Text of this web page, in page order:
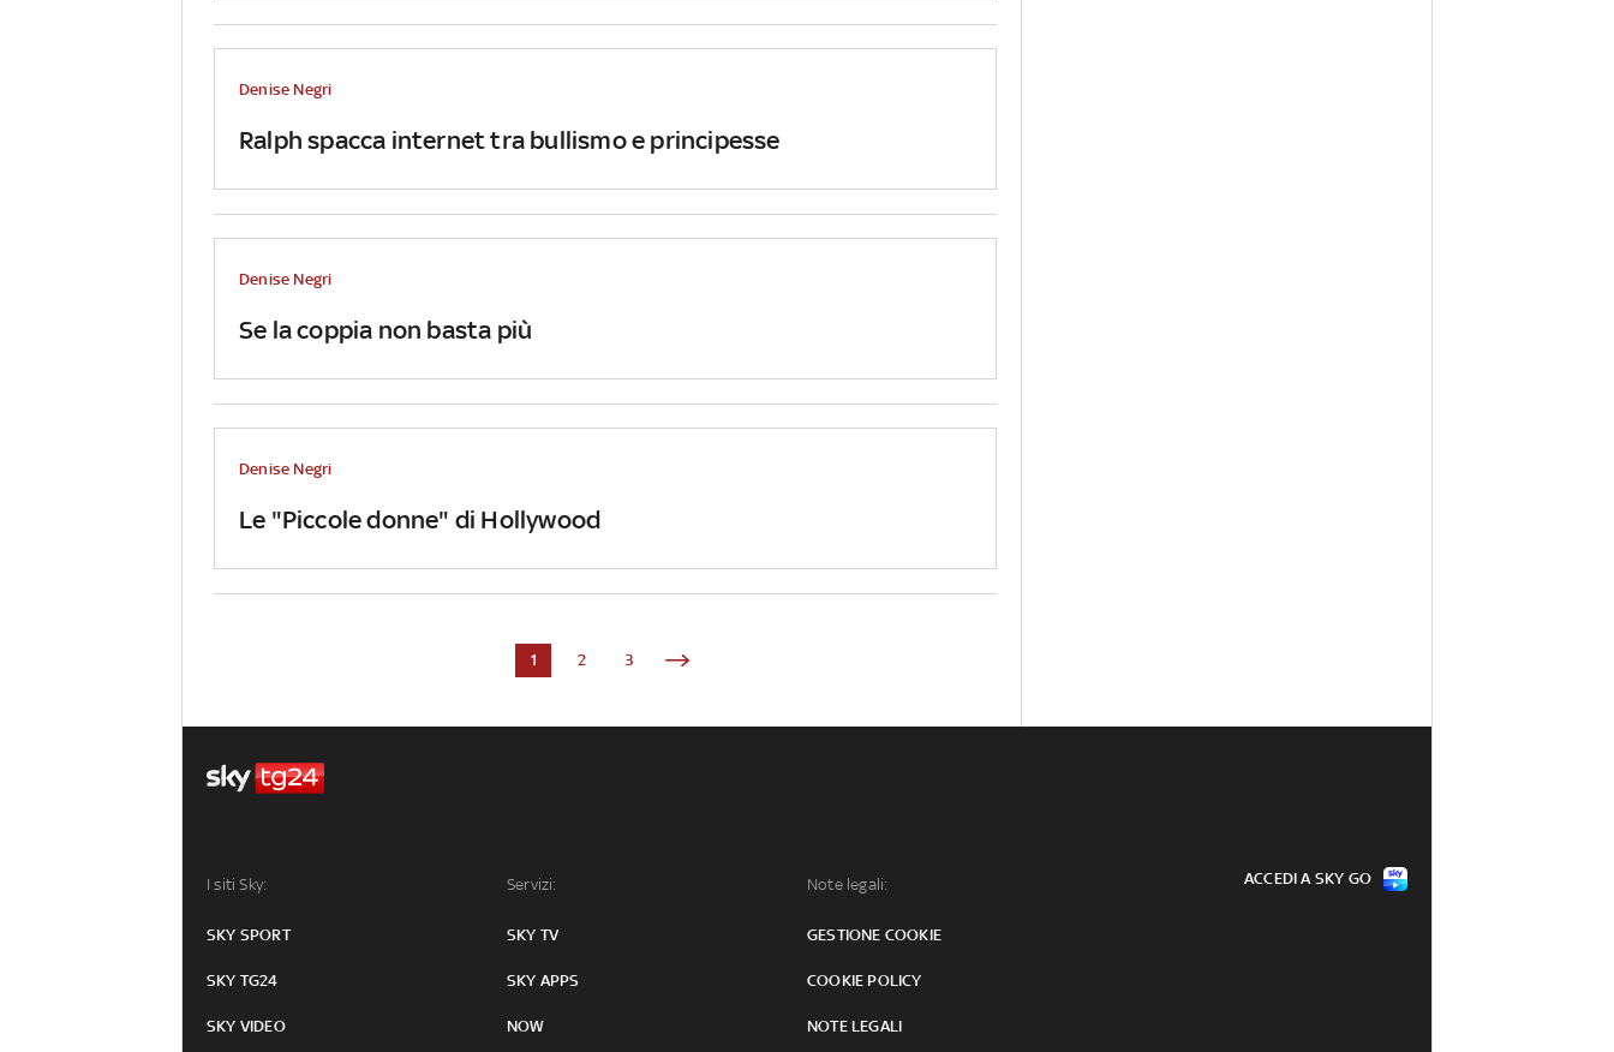
Ralph spacca internet tra bullismo e principesse
Denise Negri
Se la coppia non basta più
Denise Negri
Le "Piccole donne" di Hollywood
Denise Negri
1 2 3
I siti Sky:
SKY SPORT
SKY TG24
SKY VIDEO
Servizi:
SKY TV
SKY APPS
NOW
Note legali:
GESTIONE COOKIE
COOKIE POLICY
NOTE LEGALI
ACCEDI A SKY GO